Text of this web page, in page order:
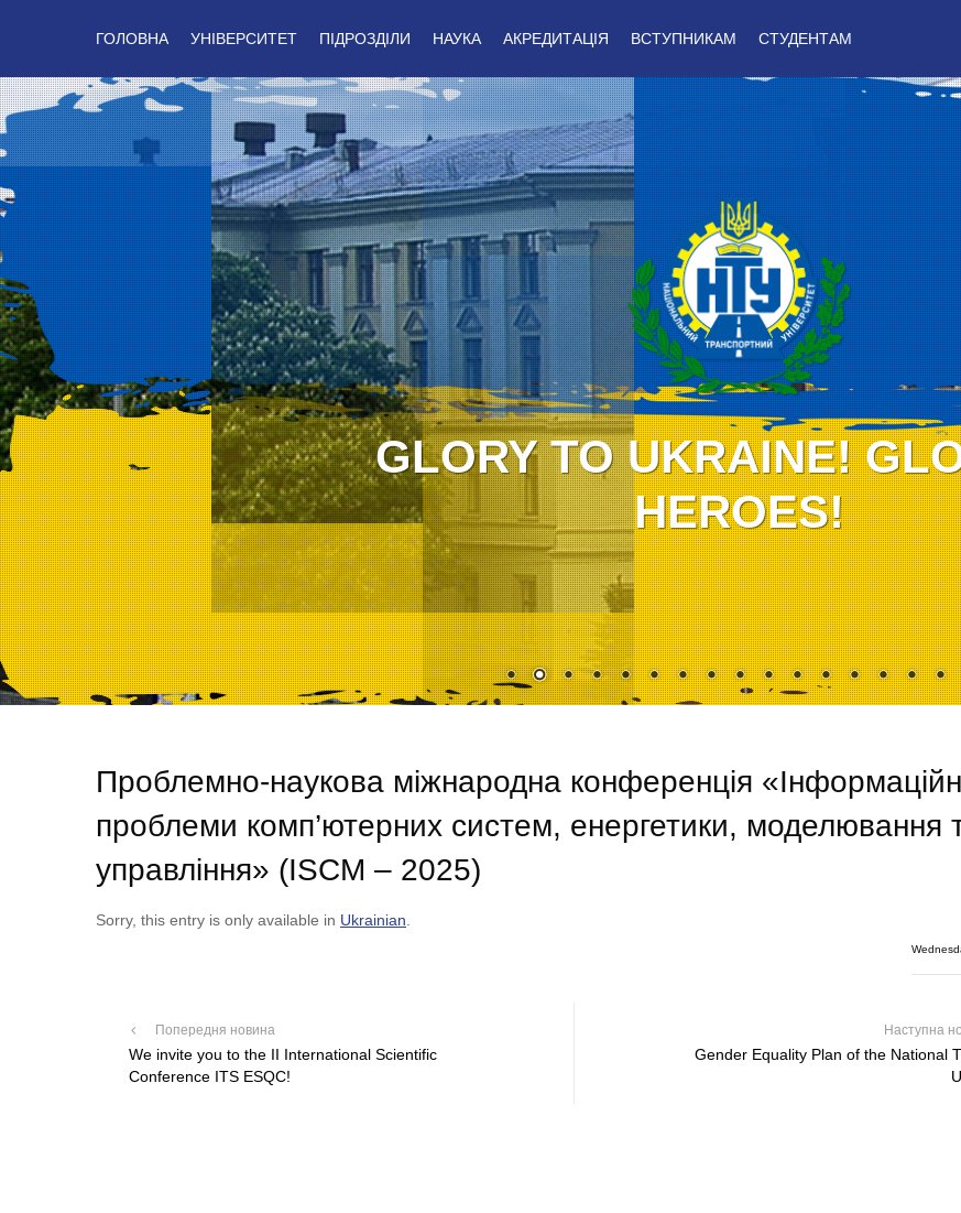
ГОЛОВНА УНІВЕРСИТЕТ ПІДРОЗДІЛИ НАУКА АКРЕДИТАЦІЯ ВСТУПНИКАМ СТУДЕНТАМ
GLORY TO UKRAINE!
HEROES!
Проблемно-наукова міжнародна конференція
проблеми комп’ютерних систем, енергетики, моделювання
управління» (ISCM – 2025)
Sorry, this entry is only available in Ukrainian
Попередня новина
We invite you to the II International Scientific
Conference ITS ESQC!
Наступна
Gender Equality Plan of the National